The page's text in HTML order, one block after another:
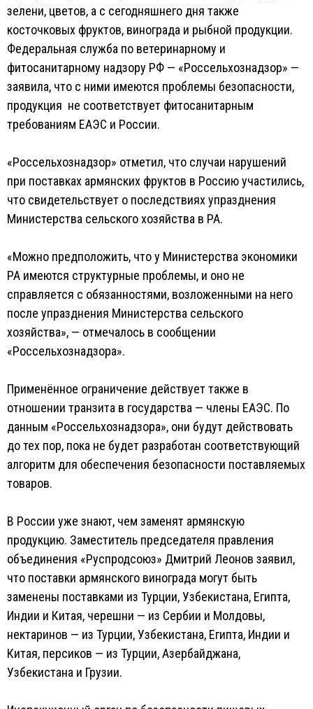
зелени, цветов, а с сегодняшнего дня также
косточковых фруктов, винограда и рыбной продукции.
Федеральная служба по ветеринарному и
фитосанитарному надзору РФ — «Россельхознадзор» —
заявила, что с ними имеются проблемы безопасности,
продукция не соответствует фитосанитарным
требованиям ЕАЭС и России.
«Россельхознадзор» отметил, что случаи нарушений
при поставках армянских фруктов в Россию участились,
что свидетельствует о последствиях упразднения
Министерства сельского хозяйства в РА.
«Можно предположить, что у Министерства экономики
РА имеются структурные проблемы, и оно не
справляется с обязанностями, возложенными на него
после упразднения Министерства сельского
хозяйства», — отмечалось в сообщении
«Россельхознадзора».
Применённое ограничение действует также в
отношении транзита в государства — члены ЕАЭС. По
данным «Россельхознадзора», они будут действовать
до тех пор, пока не будет разработан соответствующий
алгоритм для обеспечения безопасности поставляемых
товаров.
В России уже знают, чем заменят армянскую
продукцию. Заместитель председателя правления
объединения «Руспродсоюз» Дмитрий Леонов заявил,
что поставки армянского винограда могут быть
заменены поставками из Турции, Узбекистана, Египта,
Индии и Китая, черешни — из Сербии и Молдовы,
нектаринов — из Турции, Узбекистана, Египта, Индии и
Китая, персиков — из Турции, Азербайджана,
Узбекистана и Грузии.